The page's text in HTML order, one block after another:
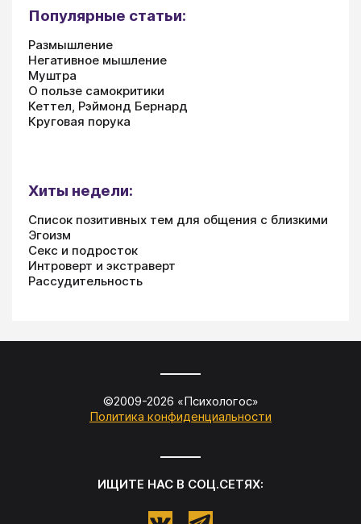
Популярные статьи:
Размышление
Негативное мышление
Муштра
О пользе самокритики
Кеттел, Рэймонд Бернард
Круговая порука
Хиты недели:
Список позитивных тем для общения с близкими
Эгоизм
Секс и подросток
Интроверт и экстраверт
Рассудительность
©2009-2026 «Психологос»
Политика конфиденциальности
ИЩИТЕ НАС В СОЦ.СЕТЯХ: